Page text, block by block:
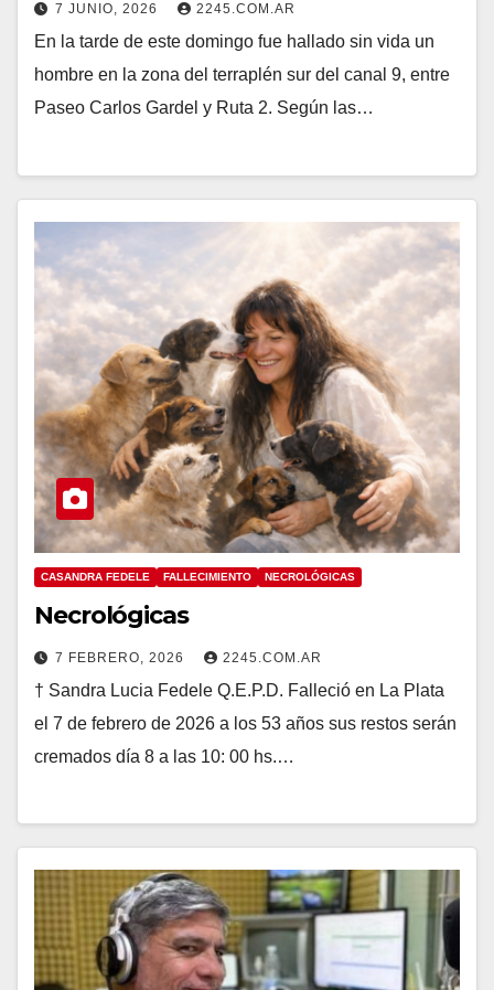
7 JUNIO, 2026 2245.COM.AR
En la tarde de este domingo fue hallado sin vida un
hombre en la zona del terraplén sur del canal 9, entre
Paseo Carlos Gardel y Ruta 2. Según las…
CASANDRA FEDELE FALLECIMIENTO NECROLÓGICAS
Necrológicas
7 FEBRERO, 2026 2245.COM.AR
† Sandra Lucia Fedele Q.E.P.D. Falleció en La Plata
el 7 de febrero de 2026 a los 53 años sus restos serán
cremados día 8 a las 10: 00 hs.…